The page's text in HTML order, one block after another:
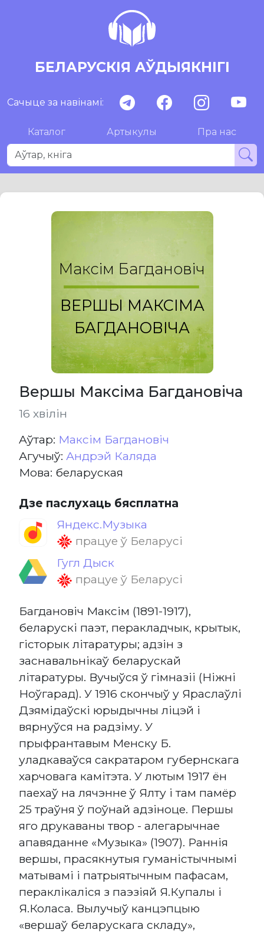
БЕЛАРУСКІЯ АЎДЫЯКНІГІ
Сачыце за навінамі:
Каталог Артыкулы Пра нас
Максім Багдановіч
ВЕРШЫ МАКСІМА
БАГДАНОВІЧА
Вершы Максіма Багдановіча
16 хвілін
Aўтар: Максім Багдановіч
Агучыў: Андрэй Каляда
Мова: беларуская
Дзе паслухаць бясплатна
Яндекс.Музыка
працуе ў Беларусі
Гугл Дыск
працуе ў Беларусі
Багдановіч Максім (1891-1917),
беларускі паэт, перакладчык, крытык,
гісторык літаратуры; адзін з
заснавальнікаў беларускай
літаратуры. Вучыўся ў гімназіі (Ніжні
Ноўгарад). У 1916 скончыў у Яраслаўлі
Дзямідаўскі юрыдычны ліцэй і
вярнуўся на радзіму. У
прыфрантавым Менску Б.
уладкаваўся сакратаром губернскага
харчовага камітэта. У лютым 1917 ён
паехаў на лячэнне ў Ялту і там памёр
25 траўня ў поўнай адзіноце. Першы
яго друкаваны твор - алегарычнае
апавяданне «Музыка» (1907). Раннія
вершы, прасякнутыя гуманістычнымі
матывамі і патрыятычным пафасам,
пераклікаліся з паэзіяй Я.Купалы і
Я.Коласа. Вылучыў канцэпцыю
«вершаў беларускага складу»,